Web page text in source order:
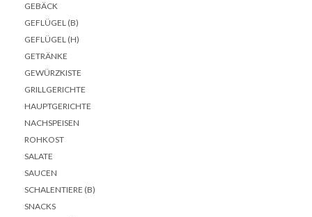
GEBÄCK
GEFLÜGEL (B)
GEFLÜGEL (H)
GETRÄNKE
GEWÜRZKISTE
GRILLGERICHTE
HAUPTGERICHTE
NACHSPEISEN
ROHKOST
SALATE
SAUCEN
SCHALENTIERE (B)
SNACKS